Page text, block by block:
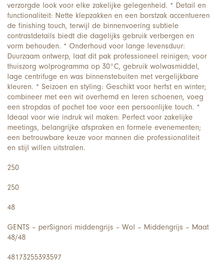
verzorgde look voor elke zakelijke gelegenheid. * Detail en
functionaliteit: Nette klepzakken en een borstzak accentueren
de finishing touch, terwijl de binnenvoering subtiele
contrastdetails biedt die dagelijks gebruik verbergen en
vorm behouden. * Onderhoud voor lange levensduur:
Duurzaam ontwerp, laat dit pak professioneel reinigen; voor
thuiszorg wolprogramma op 30°C, gebruik wolwasmiddel,
lage centrifuge en was binnenstebuiten met vergelijkbare
kleuren. * Seizoen en styling: Geschikt voor herfst en winter;
combineer met een wit overhemd en leren schoenen, voeg
een stropdas of pochet toe voor een persoonlijke touch. *
Ideaal voor wie indruk wil maken: Perfect voor zakelijke
meetings, belangrijke afspraken en formele evenementen;
een betrouwbare keuze voor mannen die professionaliteit
en stijl willen uitstralen.
250
250
48
GENTS – perSignori middengrijs – Wol – Middengrijs – Maat
48/48
48173255393597